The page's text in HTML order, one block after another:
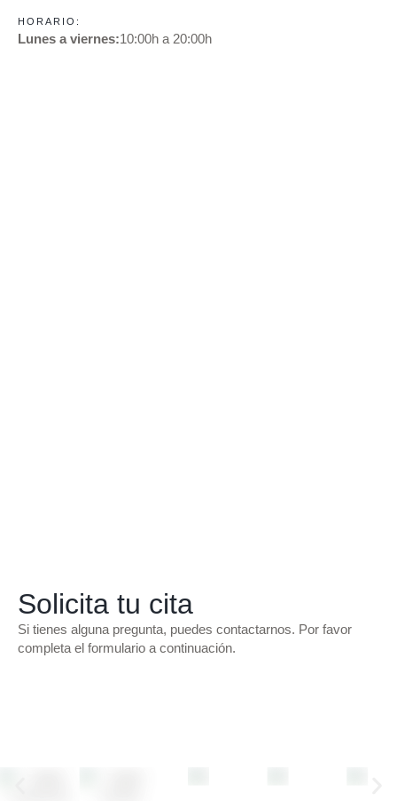
HORARIO:
Lunes a viernes:10:00h a 20:00h
Solicita tu cita
Si tienes alguna pregunta, puedes contactarnos. Por favor
completa el formulario a continuación.